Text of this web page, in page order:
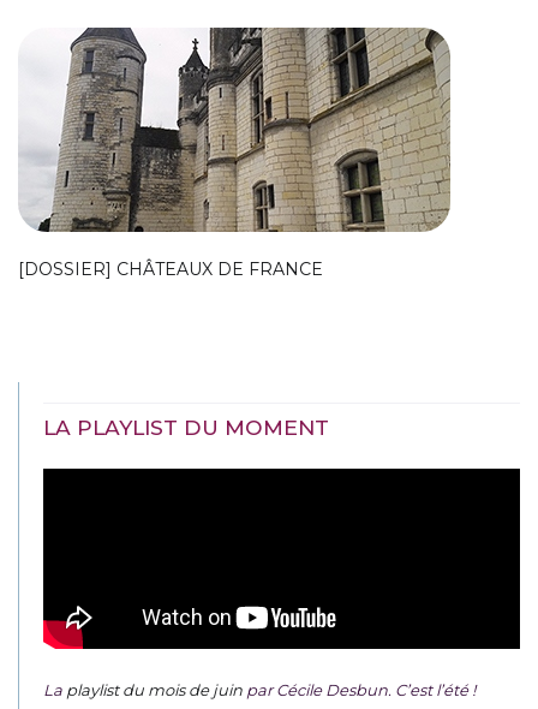
[DOSSIER] CHÂTEAUX DE FRANCE
LA PLAYLIST DU MOMENT
La playlist du mois de juin par Cécile Desbun. C’est l’été !